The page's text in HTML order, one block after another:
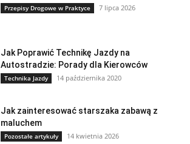
Przepisy Drogowe w Praktyce 7 lipca 2026
Jak Poprawić Technikę Jazdy na
Autostradzie: Porady dla Kierowców
Technika Jazdy 14 października 2020
Jak zainteresować starszaka zabawą z
maluchem
Pozostałe artykuły 14 kwietnia 2026